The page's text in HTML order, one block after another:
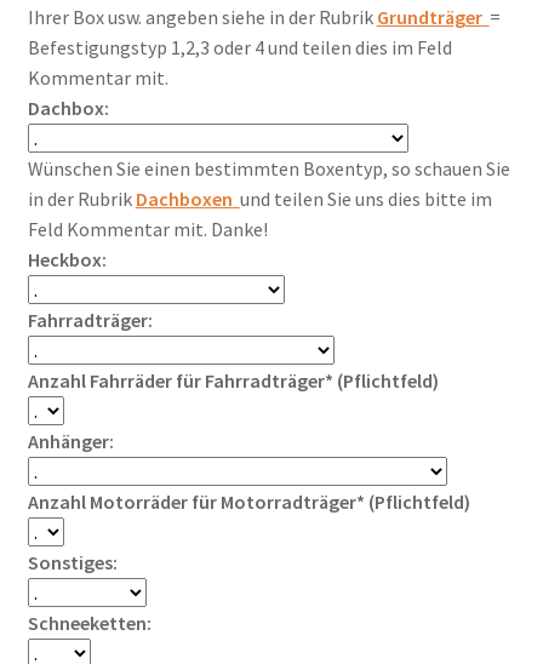
Ihrer Box usw. angeben siehe in der Rubrik Grundträger =
Befestigungstyp 1,2,3 oder 4 und teilen dies im Feld
Kommentar mit.
Dachbox:
Wünschen Sie einen bestimmten Boxentyp, so schauen Sie
in der Rubrik Dachboxen und teilen Sie uns dies bitte im
Feld Kommentar mit. Danke!
Heckbox:
Fahrradträger:
Anzahl Fahrräder für Fahrradträger* (Pflichtfeld)
Anhänger:
Anzahl Motorräder für Motorradträger* (Pflichtfeld)
Sonstiges:
Schneeketten: